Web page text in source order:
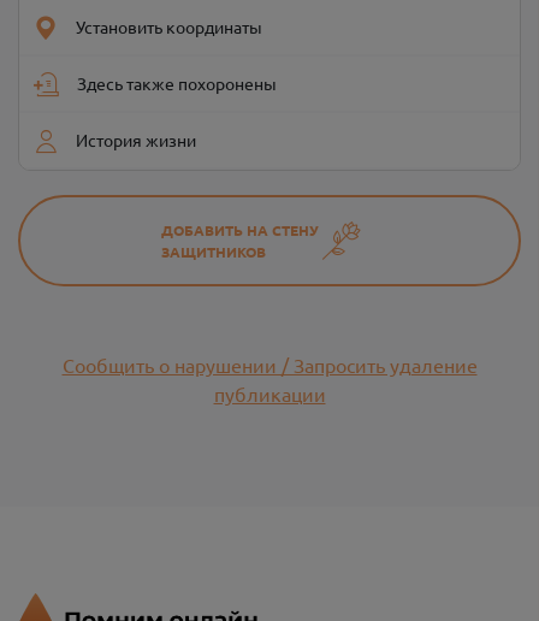
Установить координаты
Здесь также похоронены
История жизни
ДОБАВИТЬ НА СТЕНУ
ЗАЩИТНИКОВ
Сообщить о нарушении / Запросить удаление
публикации